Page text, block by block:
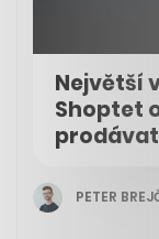
Největší
Shoptet
PETER